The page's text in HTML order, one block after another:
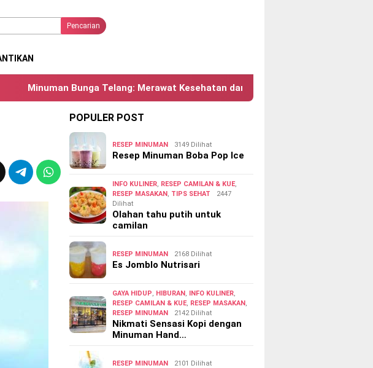
Pencarian
Bunga Telang: Merawat Kesehatan dan Kecantikan
POPULER POST
RESEP MINUMAN 3149 Dilihat
Resep Minuman Boba Pop Ice
INFO KULINER, RESEP CAMILAN & KUE,
RESEP MASAKAN, TIPS SEHAT
2447
Dilihat
Olahan tahu putih untuk
camilan
RESEP MINUMAN 2168 Dilihat
Es Jomblo Nutrisari
GAYA HIDUP, HIBURAN, INFO KULINER,
RESEP CAMILAN & KUE, RESEP MASAKAN,
RESEP MINUMAN
2142 Dilihat
Nikmati Sensasi Kopi dengan
Minuman Hand…
RESEP MINUMAN 2101 Dilihat